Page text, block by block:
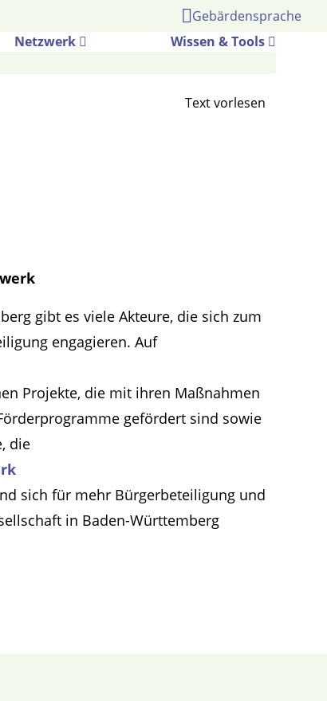
Gebärdensprache
Netzwerk Wissen & Tools
gibt es viele Akteure, die sich zum
engagieren. Auf
Projekte, die mit ihren Maßnahmen
gefördert sind sowie
die
sich für mehr Bürgerbeteiligung und
in Baden-Württemberg